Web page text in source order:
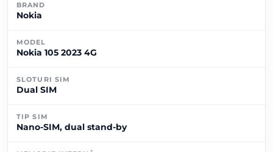
BRAND
Nokia
MODEL
Nokia 105 2023 4G
SLOTURI SIM
Dual SIM
TIP SIM
Nano-SIM, dual stand-by